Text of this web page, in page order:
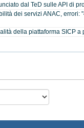
dal TeD sulle API di
dei servizi ANAC, errori:
della piattaforma SICP a